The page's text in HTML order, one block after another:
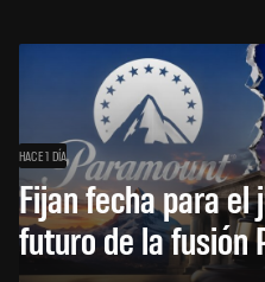
HACE 1 DÍA
Fijan fecha para
futuro de la fusión